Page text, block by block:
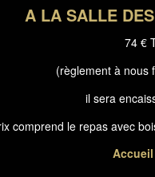
A LA SALLE
74 €
(règlement à nous
il sera
comprend le repas avec
Accueil